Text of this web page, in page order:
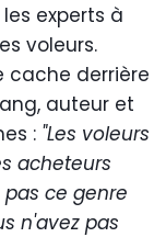
experts à
voleurs.
cache derrière
auteur et
: "Les voleurs
acheteurs
ce genre
n'avez pas